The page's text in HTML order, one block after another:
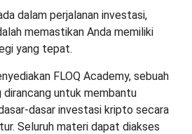
dalam perjalanan investasi,
memastikan Anda memiliki
yang tepat.
FLOQ Academy, sebuah
untuk membantu
dasar investasi kripto secara
. Seluruh materi dapat diakses